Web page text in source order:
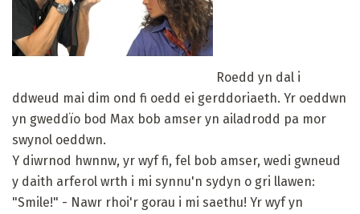
Roedd yn dal i
ddweud mai dim ond fi oedd ei gerddoriaeth. Yr oeddwn
yn gweddïo bod Max bob amser yn ailadrodd pa mor
swynol oeddwn.
Y diwrnod hwnnw, yr wyf fi, fel bob amser, wedi gwneud
y daith arferol wrth i mi synnu'n sydyn o gri llawen:
"Smile!" - Nawr rhoi'r gorau i mi saethu! Yr wyf yn